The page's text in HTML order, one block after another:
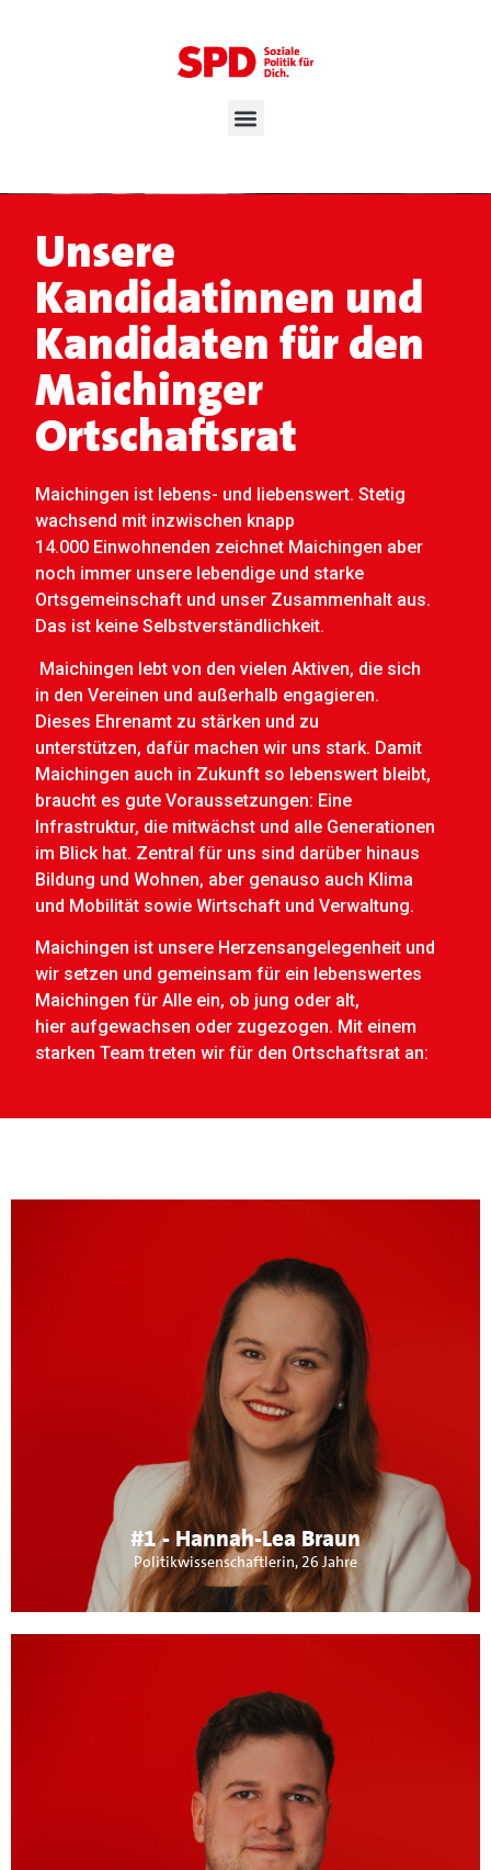
Unsere
Kandidatinnen und
Kandidaten für den
Maichinger
Ortschaftsrat
Maichingen ist lebens- und liebenswert. Stetig
wachsend mit inzwischen knapp
14.000 Einwohnenden zeichnet Maichingen aber
noch immer unsere lebendige und starke
Ortsgemeinschaft und unser Zusammenhalt aus.
Das ist keine Selbstverständlichkeit.
Maichingen lebt von den vielen Aktiven, die sich
in den Vereinen und außerhalb engagieren.
Dieses Ehrenamt zu stärken und zu
unterstützen, dafür machen wir uns stark. Damit
Maichingen auch in Zukunft so lebenswert bleibt,
braucht es gute Voraussetzungen: Eine
Infrastruktur, die mitwächst und alle Generationen
im Blick hat. Zentral für uns sind darüber hinaus
Bildung und Wohnen, aber genauso auch Klima
und Mobilität sowie Wirtschaft und Verwaltung.
Maichingen ist unsere Herzensangelegenheit und
wir setzen und gemeinsam für ein lebenswertes
Maichingen für Alle ein, ob jung oder alt,
hier aufgewachsen oder zugezogen. Mit einem
starken Team treten wir für den Ortschaftsrat an:
#1 - Hannah-Lea Braun
Politikwissenschaftlerin, 26 Jahre
Über mich:
Ich setze mich für eine soziale Politik ein, die alle im Blick
hat: von Kitaversorgung, bezahlbarem Wohnen, über
Ehrenamt bis zur Barrierefreiheit. Mir ist wichtig, dass
Maichingen auch künftig ein Ort ist, an dem man gerne
lebt. Deswegen liegen mir die nachhaltige Ortsgestaltung
& Infrastruktur am Herzen.
Über mich:
Aktiver Feuerwehrmann, Mitglied der Musikkapelle
Maichingen und Gewerkschafter der IG-Metall. Gelernter
Mechatroniker mit anschlie- ßendem
Elektrotechnikstudium, seit 2023 in der
Gebäudedigitalisierung tätig. Der Sanierungsstau, der